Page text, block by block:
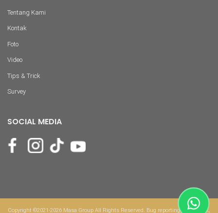
Tentang Kami
Kontak
Foto
Video
Tips & Trick
Survey
SOCIAL MEDIA
Copyright ©2021-2026 Masa Group All Rights Reserved. Bug reporting & feedback,